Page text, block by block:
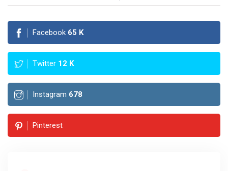
Facebook 65 K
Twitter 12 K
Instagram 678
Pinterest